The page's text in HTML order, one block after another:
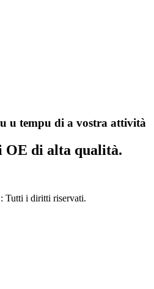
u tempu di a vostra attività
OE di alta qualità.
Tutti i diritti riservati.